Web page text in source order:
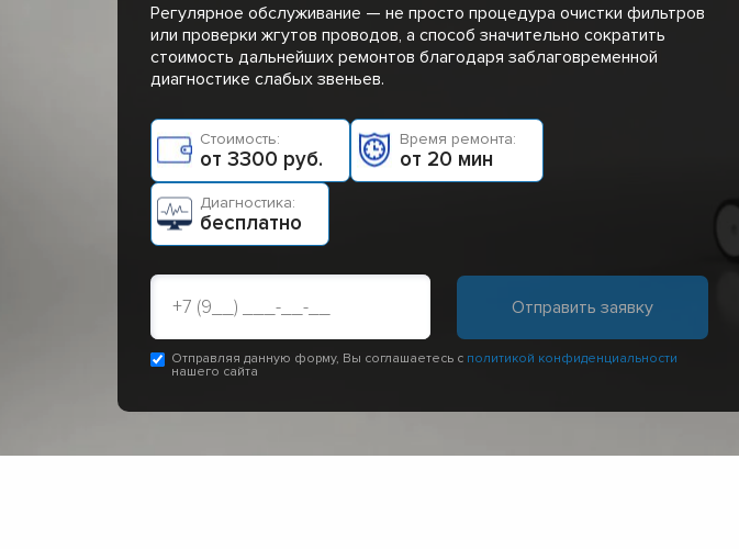
Регулярное обслуживание — не просто процедура очистки фильтров
или проверки жгутов проводов, а способ значительно сократить
стоимость дальнейших ремонтов благодаря заблаговременной
диагностике слабых звеньев.
Стоимость:
от 3300 руб.
Время ремонта:
от 20 мин
Диагностика:
бесплатно
Отправляя данную форму, Вы соглашаетесь с политикой конфиденциальности
нашего сайта